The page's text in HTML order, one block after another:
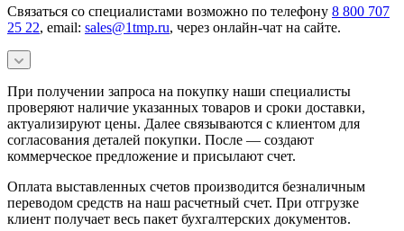
Связаться со специалистами возможно по телефону 8 800 707
25 22, email: sales@1tmp.ru, через онлайн-чат на сайте.
При получении запроса на покупку наши специалисты
проверяют наличие указанных товаров и сроки доставки,
актуализируют цены. Далее связываются с клиентом для
согласования деталей покупки. После — создают
коммерческое предложение и присылают счет.
Оплата выставленных счетов производится безналичным
переводом средств на наш расчетный счет. При отгрузке
клиент получает весь пакет бухгалтерских документов.